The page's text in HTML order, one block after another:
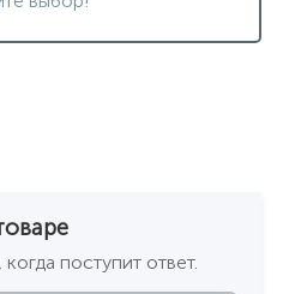
поступит ответ.